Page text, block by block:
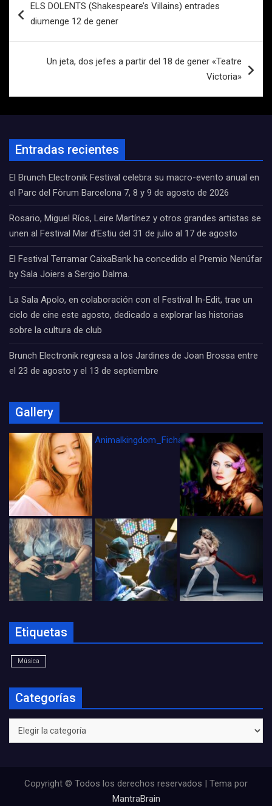
de
ELS DOLENTS (Shakespeare’s Villains) entrades
diumenge 12 de gener
Un jeta, dos jefes a partir del 18 de gener «Teatre
Victoria»
Entradas recientes
El Brunch Electronik Festival celebra su macro-evento anual en
el Parc del Fòrum Barcelona 7, 8 y 9 de agosto de 2026
Rosario, Miguel Ríos, Leire Martínez y otros grandes artistas se
unen al Festival Mar d’Estiu del 31 de julio al 17 de agosto
El Festival Terramar CaixaBank ha concedido el Premio Nenúfar
by Sala Joiers a Sergio Dalma.
La Sala Apolo, en colaboración con el Festival In-Edit, trae un
ciclo de cine este agosto, dedicado a explorar las historias
sobre la cultura de club
Brunch Electronik regresa a los Jardines de Joan Brossa entre
el 23 de agosto y el 13 de septiembre
Gallery
Animalkingdom_FichaCine
Etiquetas
Música
Categorías
Categorías
Copyright © Todos los derechos reservados | Tema por
MantraBrain